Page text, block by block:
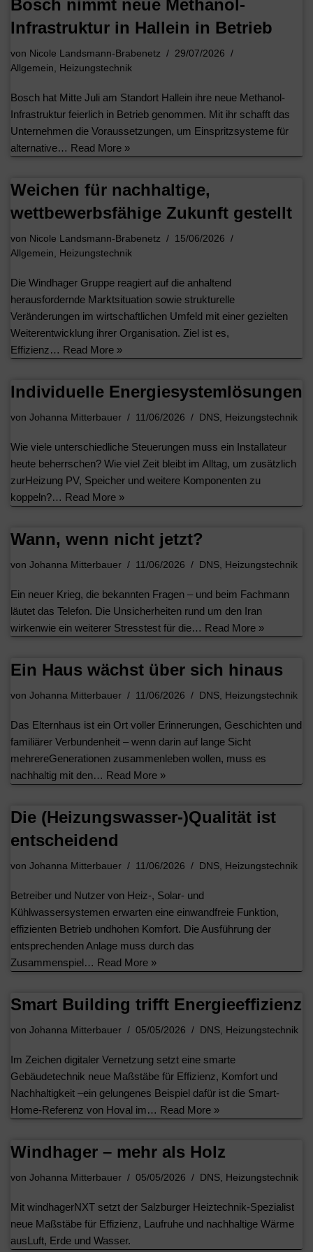
Bosch nimmt neue Methanol-
Infrastruktur in Hallein in Betrieb
von Nicole Landsmann-Brabenetz
29/07/2026
Allgemein, Heizungstechnik
Bosch hat Mitte Juli am Standort Hallein ihre neue Methanol-
Infrastruktur feierlich in Betrieb genommen. Mit ihr schafft das
Unternehmen die Voraussetzungen, um Einspritzsysteme für
alternative… Read More »
Weichen für nachhaltige,
wettbewerbsfähige Zukunft gestellt
von Nicole Landsmann-Brabenetz
15/06/2026
Allgemein, Heizungstechnik
Die Windhager Gruppe reagiert auf die anhaltend
herausfordernde Marktsituation sowie strukturelle
Veränderungen im wirtschaftlichen Umfeld mit einer gezielten
Weiterentwicklung ihrer Organisation. Ziel ist es,
Effizienz… Read More »
Individuelle Energiesystemlösungen
von Johanna Mitterbauer 11/06/2026 DNS, Heizungstechnik
Wie viele unterschiedliche Steuerungen muss ein Installateur
heute beherrschen? Wie viel Zeit bleibt im Alltag, um zusätzlich
zurHeizung PV, Speicher und weitere Komponenten zu
koppeln?… Read More »
Wann, wenn nicht jetzt?
von Johanna Mitterbauer 11/06/2026 DNS, Heizungstechnik
Ein neuer Krieg, die bekannten Fragen – und beim Fachmann
läutet das Telefon. Die Unsicherheiten rund um den Iran
wirkenwie ein weiterer Stresstest für die… Read More »
Ein Haus wächst über sich hinaus
von Johanna Mitterbauer 11/06/2026 DNS, Heizungstechnik
Das Elternhaus ist ein Ort voller Erinnerungen, Geschichten und
familiärer Verbundenheit – wenn darin auf lange Sicht
mehrereGenerationen zusammenleben wollen, muss es
nachhaltig mit den… Read More »
Die (Heizungswasser-)Qualität ist
entscheidend
von Johanna Mitterbauer 11/06/2026 DNS, Heizungstechnik
Betreiber und Nutzer von Heiz-, Solar- und
Kühlwassersystemen erwarten eine einwandfreie Funktion,
effizienten Betrieb undhohen Komfort. Die Ausführung der
entsprechenden Anlage muss durch das
Zusammenspiel… Read More »
Smart Building trifft Energieeffizienz
von Johanna Mitterbauer 05/05/2026 DNS, Heizungstechnik
Im Zeichen digitaler Vernetzung setzt eine smarte
Gebäudetechnik neue Maßstäbe für Effizienz, Komfort und
Nachhaltigkeit –ein gelungenes Beispiel dafür ist die Smart-
Home-Referenz von Hoval im… Read More »
Windhager – mehr als Holz
von Johanna Mitterbauer 05/05/2026 DNS, Heizungstechnik
Mit windhagerNXT setzt der Salzburger Heiztechnik-Spezialist
neue Maßstäbe für Effizienz, Laufruhe und nachhaltige Wärme
ausLuft, Erde und Wasser.